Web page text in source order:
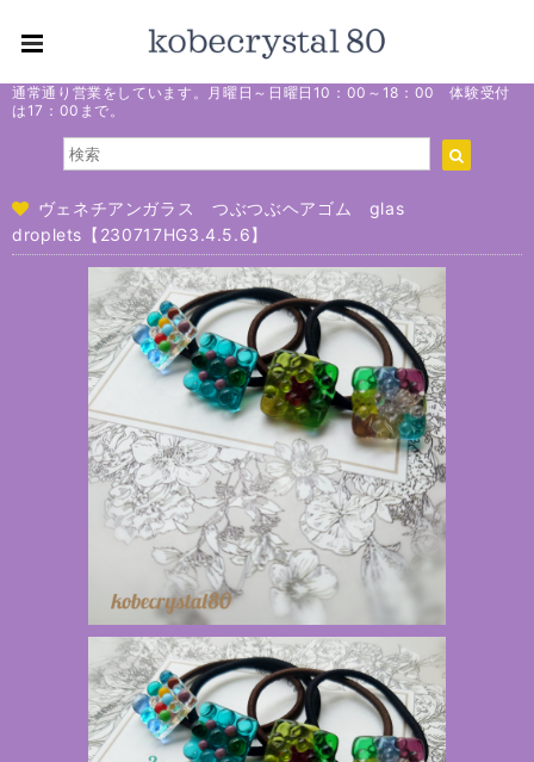
通常通り営業をしています。月曜日～日曜日10：00～18：00 体験受付
は17：00まで。
ヴェネチアンガラス つぶつぶヘアゴム glas
droplets【230717HG3.4.5.6】